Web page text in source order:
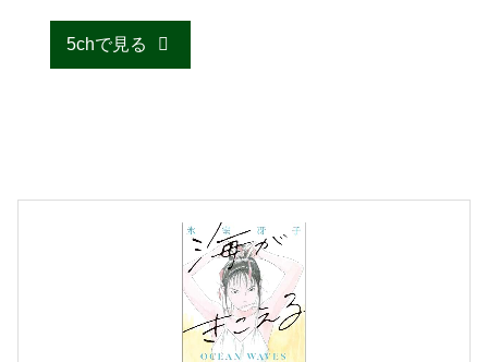
5chで見る